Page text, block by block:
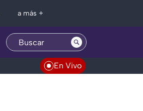
a más +
En Vivo